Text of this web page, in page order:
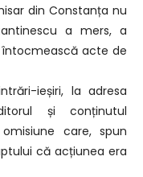
din Constanța nu
a mers, a
acte de
ieșiri, la adresa
și conținutul
care, spun
că acțiunea era